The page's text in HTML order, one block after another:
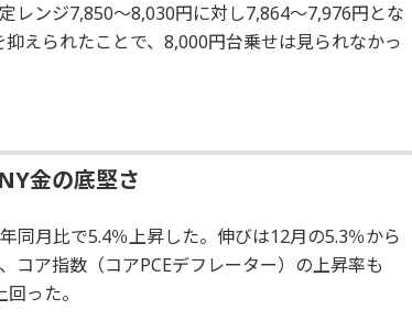
レンジ7,850～8,030円に対し7,864～7,976円とな
えられたことで、8,000円台乗せは見られなかっ
金の底堅さ
同月比で5.4％上昇した。伸びは12月の5.3％から
コア指数（コアPCEデフレーター）の上昇率も
った。